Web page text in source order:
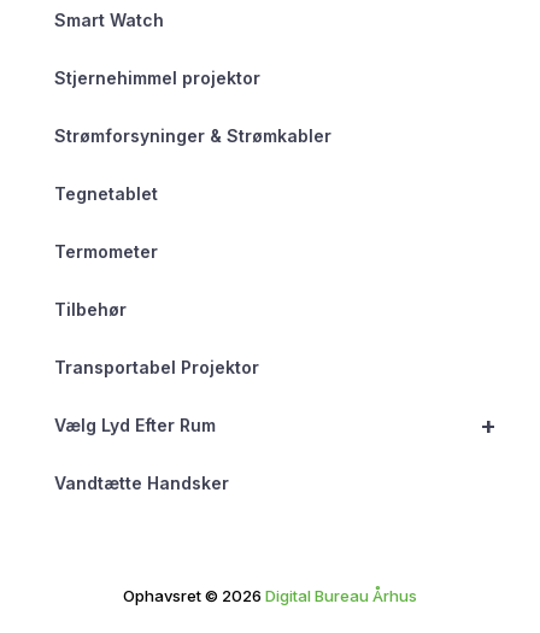
Smart Watch
Stjernehimmel projektor
Strømforsyninger & Strømkabler
Tegnetablet
Termometer
Tilbehør
Transportabel Projektor
+
Vælg Lyd Efter Rum
Vandtætte Handsker
Ophavsret © 2026 Digital Bureau Århus